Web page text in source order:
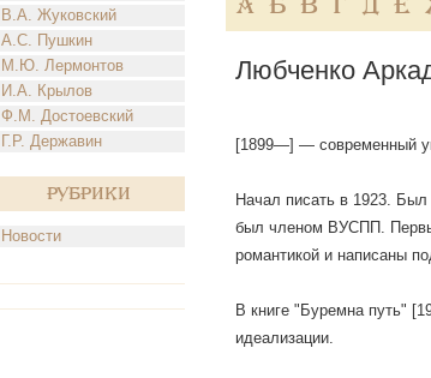
В.А. Жуковский
А.С. Пушкин
М.Ю. Лермонтов
И.А. Крылов
Ф.М. Достоевский
Г.Р. Державин
Рубрики
Новости
А Б В Г Д Е
Любченко
[1899—] — современный
Начал писать в 1923.
был членом ВУСПП.
романтикой и написаны
В книге "Буремна путь"
идеализации.